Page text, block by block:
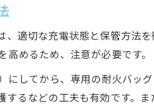
別に見るバッテリー寿命への影
ローンバッテリー保存環境の条
めに知っておきたい注意点
保管時の発火リスクを最小限
で見逃さないドローンの異常
適切な充電状態と保管方法
めるため、注意が必要です。
してから、専用の耐火バッ
るなどの工夫も有効です。